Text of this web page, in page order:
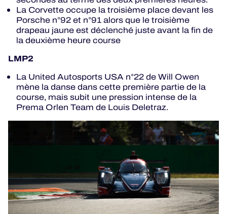
La Corvette occupe la troisième place devant les
Porsche n°92 et n°91 alors que le troisième
drapeau jaune est déclenché juste avant la fin de
la deuxième heure course
LMP2
La United Autosports USA n°22 de Will Owen
mène la danse dans cette première partie de la
course, mais subit une pression intense de la
Prema Orlen Team de Louis Deletraz.